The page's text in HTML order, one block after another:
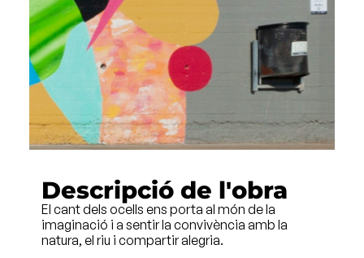
Descripció de l'obra
El cant dels ocells ens porta al món de la
imaginació i a sentir la convivència amb la
natura, el riu i compartir alegria.